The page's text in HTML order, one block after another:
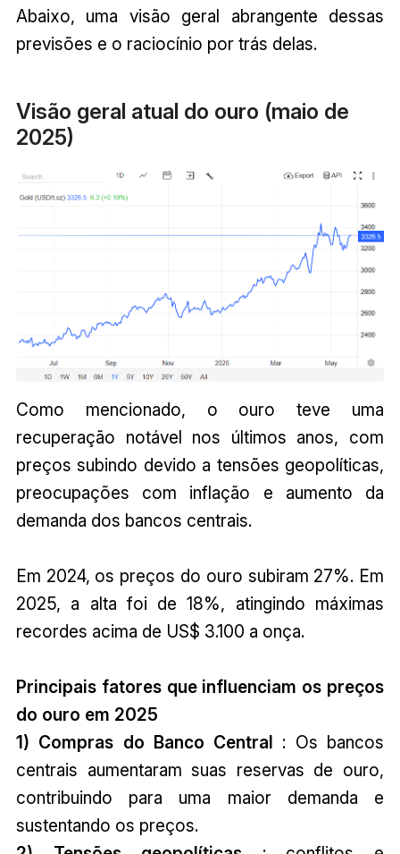
Abaixo, uma visão geral abrangente dessas
previsões e o raciocínio por trás delas.
Visão geral atual do ouro (maio de
2025)
Como mencionado, o ouro teve uma
recuperação notável nos últimos anos, com
preços subindo devido a tensões geopolíticas,
preocupações com inflação e aumento da
demanda dos bancos centrais.
Em 2024, os preços do ouro subiram 27%. Em
2025, a alta foi de 18%, atingindo máximas
recordes acima de US$ 3.100 a onça.
Principais fatores que influenciam os preços
do ouro em 2025
1) Compras do Banco Central : Os bancos
centrais aumentaram suas reservas de ouro,
contribuindo para uma maior demanda e
sustentando os preços.